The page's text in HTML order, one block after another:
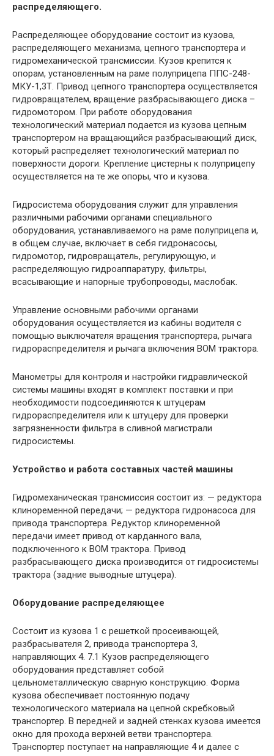
распределяющего.
Распределяющее оборудование состоит из кузова,
распределяющего механизма, цепного транспортера и
гидромеханической трансмиссии. Кузов крепится к
опорам, установленным на раме полуприцепа ППС-248-
МКУ-1,3Т. Привод цепного транспортера осуществляется
гидровращателем, вращение разбрасывающего диска –
гидромотором. При работе оборудования
технологический материал подается из кузова цепным
транспортером на вращающийся разбрасывающий диск,
который распределяет технологический материал по
поверхности дороги. Крепление цистерны к полуприцепу
осуществляется на те же опоры, что и кузова.
Гидросистема оборудования служит для управления
различными рабочими органами специального
оборудования, устанавливаемого на раме полуприцепа и,
в общем случае, включает в себя гидронасосы,
гидромотор, гидровращатель, регулирующую, и
распределяющую гидроаппаратуру, фильтры,
всасывающие и напорные трубопроводы, маслобак.
Управление основными рабочими органами
оборудования осуществляется из кабины водителя с
помощью выключателя вращения транспортера, рычага
гидрораспределителя и рычага включения ВОМ трактора.
Манометры для контроля и настройки гидравлической
системы машины входят в комплект поставки и при
необходимости подсоединяются к штуцерам
гидрораспределителя или к штуцеру для проверки
загрязненности фильтра в сливной магистрали
гидросистемы.
Устройство и работа составных частей машины
Гидромеханическая трансмиссия состоит из: — редуктора
клиноременной передачи; — редуктора гидронасоса для
привода транспортера. Редуктор клиноременной
передачи имеет привод от карданного вала,
подключенного к ВОМ трактора. Привод
разбрасывающего диска производится от гидросистемы
трактора (задние выводные штуцера).
Оборудование распределяющее
Состоит из кузова 1 с решеткой просеивающей,
разбрасывателя 2, привода транспортера 3,
направляющих 4. 7.1 Кузов распределяющего
оборудования представляет собой
цельнометаллическую сварную конструкцию. Форма
кузова обеспечивает постоянную подачу
технологического материала на цепной скребковый
транспортер. В передней и задней стенках кузова имеется
окно для прохода верхней ветви транспортера.
Транспортер поступает на направляющие 4 и далее с